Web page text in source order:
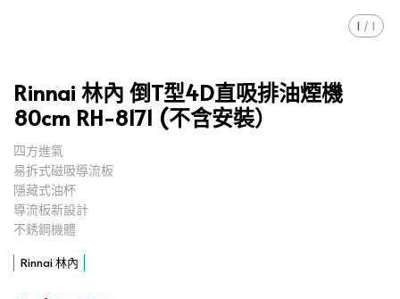
1 / 1
Rinnai 林內 倒T型4D直吸排油煙機
80cm RH-8171 (不含安裝）
四方進氣
易拆式磁吸導流板
隱藏式油杯
導流板新設計
不銹鋼機體
Rinnai 林內